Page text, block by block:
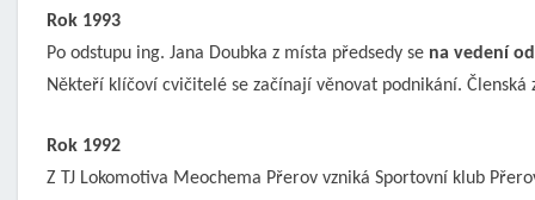
Rok 1993
Po odstupu ing. Jana Doubka z místa předsedy se na vedení
Někteří klíčoví cvičitelé se začínají věnovat podnikání. Členská
Rok 1992
Z TJ Lokomotiva Meochema Přerov vzniká Sportovní klub